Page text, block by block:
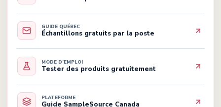
GUIDE QUÉBEC
Échantillons gratuits par la poste
MODE D’EMPLOI
Tester des produits gratuitement
PLATEFORME
Guide SampleSource Canada